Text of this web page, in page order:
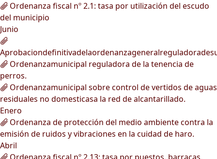
Ordenanza fiscal nº 2.1: tasa por utilización del escudo
del municipio
Junio
Ordenanzamunicipal reguladora de la tenencia de
perros.
Ordenanzamunicipal sobre control de vertidos de aguas
residuales no domesticasa la red de alcantarillado.
Enero
Ordenanza de protección del medio ambiente contra la
emisión de ruidos y vibraciones en la cuidad de haro.
Abril